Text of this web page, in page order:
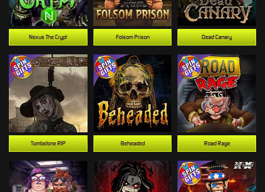
Beheaded
Nexus The Crypt
Tombstone RIP
Folsom Prison
Road Rage
Dead Canary